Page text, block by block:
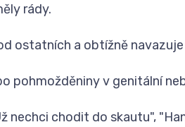
rády.
ostatních a obtížně
pohmožděniny v genitální
nechci chodit do skautu",